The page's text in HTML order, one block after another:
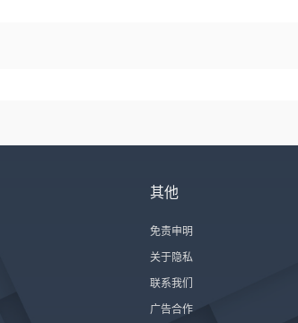
其他
免责申明
关于隐私
联系我们
广告合作